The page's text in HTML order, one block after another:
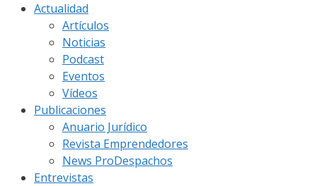
Actualidad
Artículos
Noticias
Podcast
Eventos
Vídeos
Publicaciones
Anuario Jurídico
Revista Emprendedores
News ProDespachos
Entrevistas